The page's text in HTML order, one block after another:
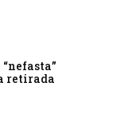
retirada